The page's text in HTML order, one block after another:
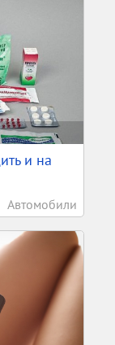
и на
Автомобили